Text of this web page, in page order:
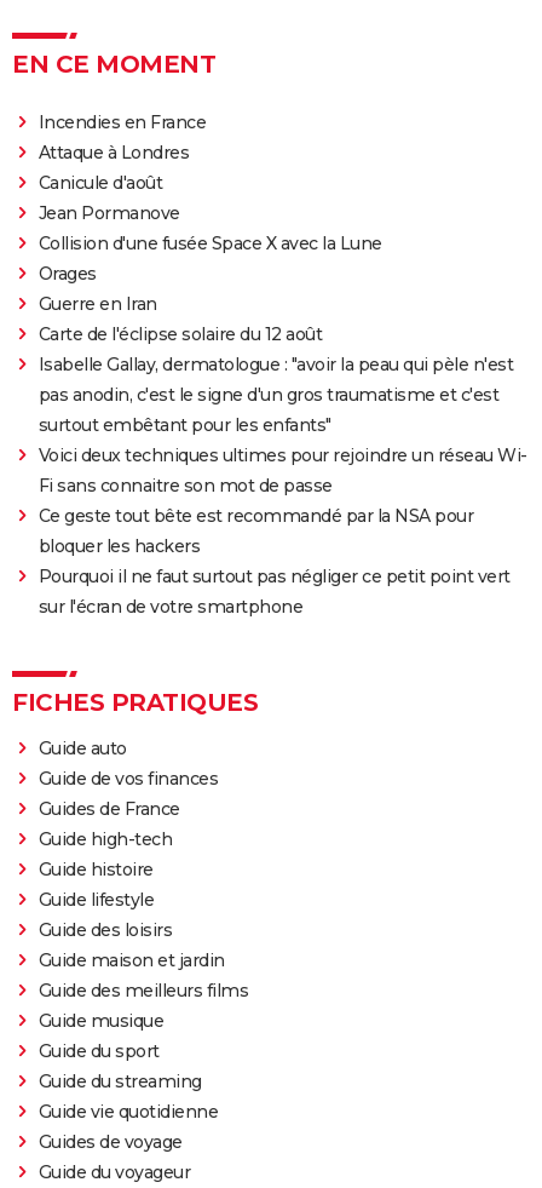
EN CE MOMENT
Incendies en France
Attaque à Londres
Canicule d'août
Jean Pormanove
Collision d'une fusée Space X avec la Lune
Orages
Guerre en Iran
Carte de l'éclipse solaire du 12 août
Isabelle Gallay, dermatologue : "avoir la peau qui pèle n'est
pas anodin, c'est le signe d'un gros traumatisme et c'est
surtout embêtant pour les enfants"
Voici deux techniques ultimes pour rejoindre un réseau Wi-
Fi sans connaitre son mot de passe
Ce geste tout bête est recommandé par la NSA pour
bloquer les hackers
Pourquoi il ne faut surtout pas négliger ce petit point vert
sur l'écran de votre smartphone
FICHES PRATIQUES
Guide auto
Guide de vos finances
Guides de France
Guide high-tech
Guide histoire
Guide lifestyle
Guide des loisirs
Guide maison et jardin
Guide des meilleurs films
Guide musique
Guide du sport
Guide du streaming
Guide vie quotidienne
Guides de voyage
Guide du voyageur